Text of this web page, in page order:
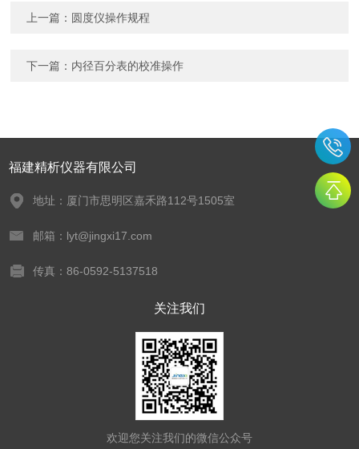
上一篇： ​圆度仪操作规程
下一篇： 内径百分表的校准操作
福建精析仪器有限公司
地址：厦门市思明区嘉禾路112号1505室
邮箱：lyt@jingxi17.com
传真：86-0592-5137518
关注我们
欢迎您关注我们的微信公众号